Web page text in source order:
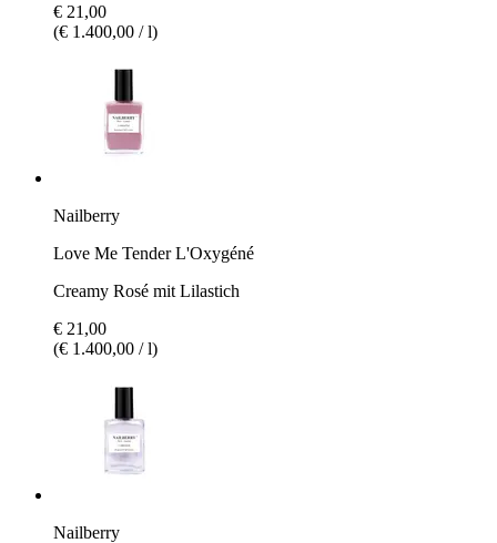
€ 21,00
(€ 1.400,00 / l)
Nailberry
Love Me Tender L'Oxygéné
Creamy Rosé mit Lilastich
€ 21,00
(€ 1.400,00 / l)
Nailberry